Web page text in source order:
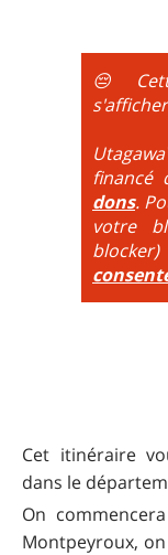
La difficulté
maximum de
d'un cran. Il ne
ralentit, mais
très proche
très hautes etc.
= On prend
additionne,
très raide avec
😔
financé
dons.
votre
Cet itinéraire
dans le
On
Montpeyroux,